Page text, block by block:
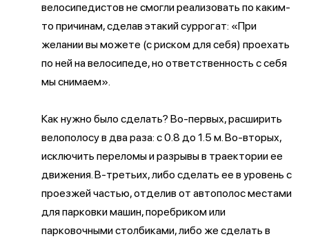
велосипедистов не смогли реализовать по каким-
то причинам, сделав этакий суррогат: «При
желании вы можете (с риском для себя) проехать
по ней на велосипеде, но ответственность с себя
мы снимаем».
Как нужно было сделать? Во-первых, расширить
велополосу в два раза: с 0.8 до 1.5 м. Во-вторых,
исключить переломы и разрывы в траектории ее
движения. В-третьих, либо сделать ее в уровень с
проезжей частью, отделив от автополос местами
для парковки машин, поребриком или
парковочными столбиками, либо же сделать в